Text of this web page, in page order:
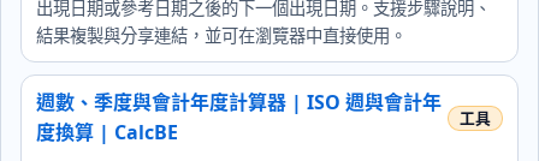
出現日期或參考日期之後的下一個出現日期。支援步驟說明、
結果複製與分享連結，並可在瀏覽器中直接使用。
週數、季度與會計年度計算器 | ISO 週與會計年
度換算 | CalcBE